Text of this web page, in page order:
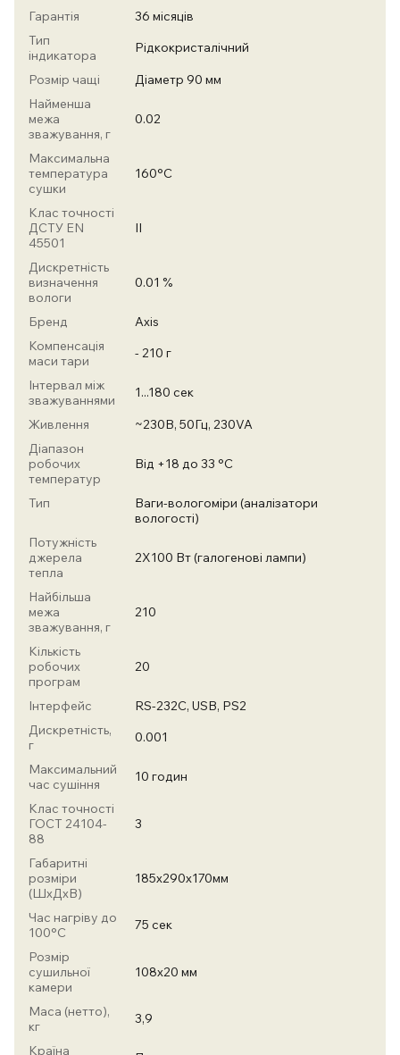
Гарантія
36 місяців
Тип
індикатора
Рідкокристалічний
Розмір чащі
Діаметр 90 мм
Найменша
межа
зважування, г
0.02
Максимальна
температура
сушки
160°С
Клас точності
ДСТУ EN
45501
II
Дискретність
визначення
вологи
0.01 %
Бренд
Axis
Компенсація
маси тари
- 210 г
Інтервал між
зважуваннями
1...180 сек
Живлення
~230В, 50Гц, 230VA
Діапазон
робочих
температур
Від +18 до 33 °С
Тип
Ваги-вологоміри (аналізатори
вологості)
Потужність
джерела
тепла
2Х100 Вт (галогенові лампи)
Найбільша
межа
зважування, г
210
Кількість
робочих
програм
20
Інтерфейс
RS-232C, USB, PS2
Дискретність,
г
0.001
Максимальний
час сушіння
10 годин
Клас точності
ГОСТ 24104-
88
3
Габаритні
розміри
(ШхДхВ)
185х290х170мм
Час нагріву до
100°С
75 сек
Розмір
сушильної
камери
108х20 мм
Маса (нетто),
кг
3,9
Країна